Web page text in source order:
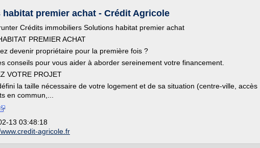
premier achat - Crédit Agricole
Crédits immobiliers Solutions habitat premier achat
PREMIER ACHAT
devenir propriétaire pour la première fois ?
conseils pour vous aider à aborder sereinement votre financement.
VOTRE PROJET
la taille nécessaire de votre logement et de sa situation (centre-ville, accès
en commun,...
13 03:48:18
agricole.fr